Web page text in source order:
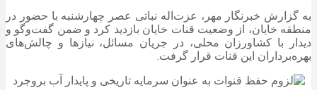
به گزارش خبرنگار مهر، عزت‌اله نباتی عصر چهارشنبه با حضور در
منطقه خایان، از وضعیت قنات خایان بازدید کرد و ضمن گفت‌وگو و
دیدار با کشاورزان محلی، در جریان مسائل، نیازها و چالش‌های
بهره‌برداران این قنات قرار گرفت.